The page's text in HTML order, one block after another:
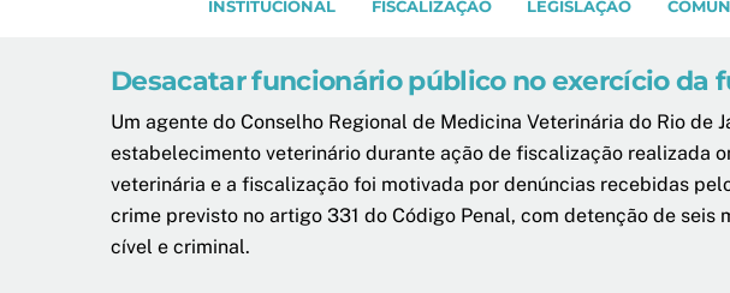
INSTITUCIONAL FISCALIZAÇÃO LEGISLAÇÃO
Desacatar funcionário público no exercício da
Um agente do Conselho Regional de Medicina Veterinária do Rio
estabelecimento veterinário durante ação de fiscalização realizada
veterinária e a fiscalização foi motivada por denúncias recebidas
crime previsto no artigo 331 do Código Penal, com detenção de seis
cível e criminal.